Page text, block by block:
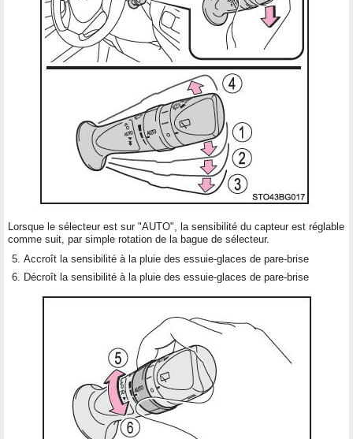
Lorsque le sélecteur est sur "AUTO", la sensibilité du capteur est réglable
comme suit, par simple rotation de la bague de sélecteur.
Accroît la sensibilité à la pluie des essuie-glaces de pare-brise
Décroît la sensibilité à la pluie des essuie-glaces de pare-brise